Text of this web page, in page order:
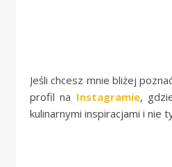
Jeśli chcesz mnie bliżej
profil na Instagramie,
kulinarnymi inspiracjami i nie